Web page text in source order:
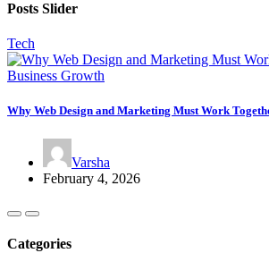
Posts Slider
Tech
Why Web Design and Marketing Must Work
Varsha
February 4, 2026
Categories